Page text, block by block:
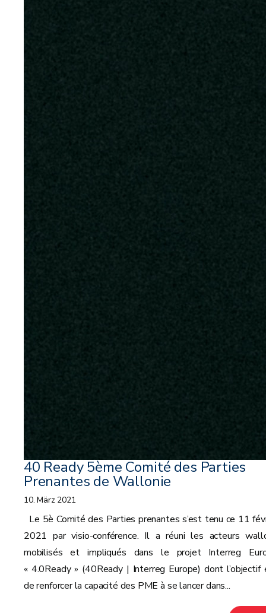
40 Ready 5ème Comité des Parties
Prenantes de Wallonie
10. März 2021
Le 5è Comité des Parties prenantes s’est tenu ce 11
2021 par visio-conférence. Il a réuni les acteurs
mobilisés et impliqués dans le projet Interreg
« 4.0Ready » (40Ready | Interreg Europe) dont l’objectif
de renforcer la capacité des PME à se lancer dans...